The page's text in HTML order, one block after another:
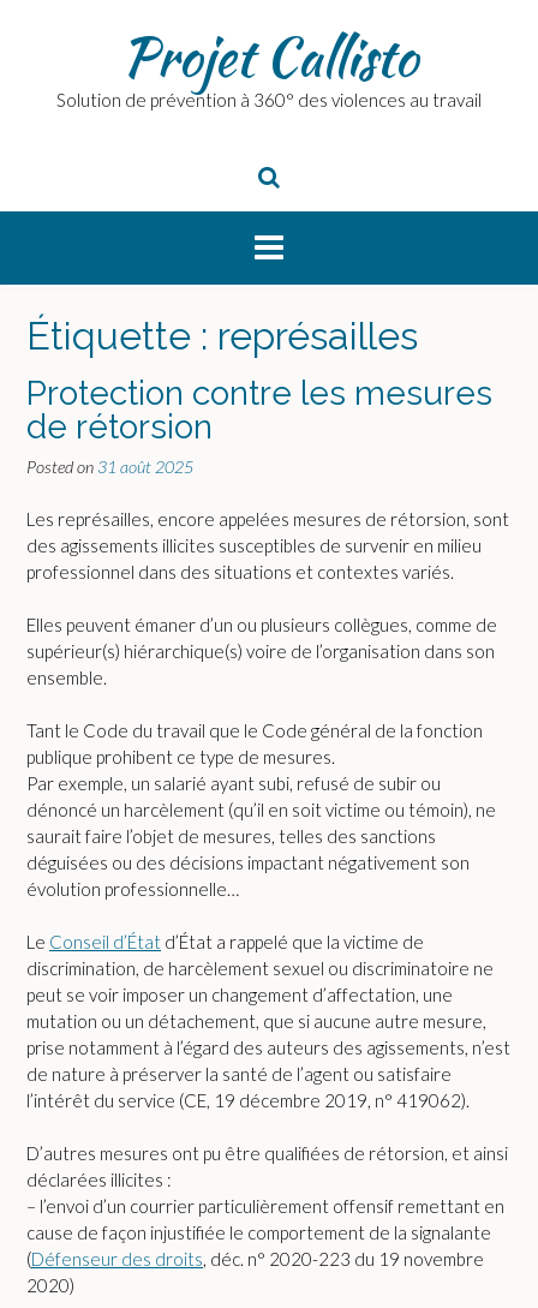
Projet Callisto
Solution de prévention à 360° des violences au travail
Étiquette : représailles
Protection contre les mesures
de rétorsion
Posted on 31 août 2025
Les représailles, encore appelées mesures de rétorsion, sont
des agissements illicites susceptibles de survenir en milieu
professionnel dans des situations et contextes variés.
Elles peuvent émaner d’un ou plusieurs collègues, comme de
supérieur(s) hiérarchique(s) voire de l’organisation dans son
ensemble.
Tant le Code du travail que le Code général de la fonction
publique prohibent ce type de mesures.
Par exemple, un salarié ayant subi, refusé de subir ou
dénoncé un harcèlement (qu’il en soit victime ou témoin), ne
saurait faire l’objet de mesures, telles des sanctions
déguisées ou des décisions impactant négativement son
évolution professionnelle…
Le Conseil d’État d’État a rappelé que la victime de
discrimination, de harcèlement sexuel ou discriminatoire ne
peut se voir imposer un changement d’affectation, une
mutation ou un détachement, que si aucune autre mesure,
prise notamment à l’égard des auteurs des agissements, n’est
de nature à préserver la santé de l’agent ou satisfaire
l’intérêt du service (CE, 19 décembre 2019, n° 419062).
D’autres mesures ont pu être qualifiées de rétorsion, et ainsi
déclarées illicites :
– l’envoi d’un courrier particulièrement offensif remettant en
cause de façon injustifiée le comportement de la signalante
(Défenseur des droits, déc. n° 2020-223 du 19 novembre
2020)